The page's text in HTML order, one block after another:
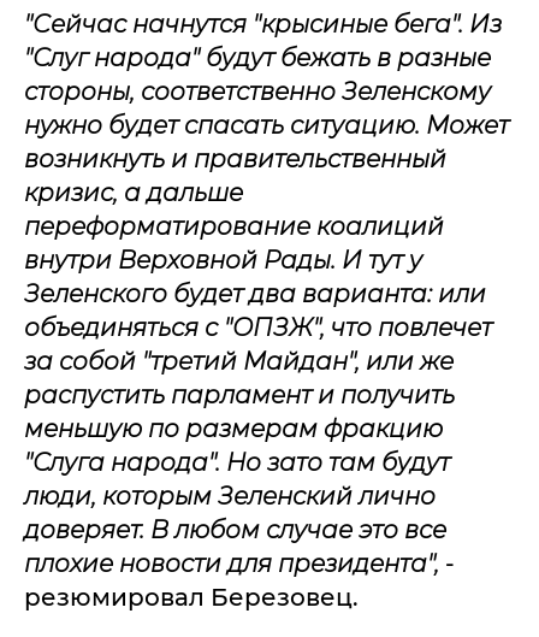
"Сейчас начнутся "крысиные бега". Из
"Слуг народа" будут бежать в разные
стороны, соответственно Зеленскому
нужно будет спасать ситуацию. Может
возникнуть и правительственный
кризис, а дальше
переформатирование коалиций
внутри Верховной Рады. И тут у
Зеленского будет два варианта: или
объединяться с "ОПЗЖ", что повлечет
за собой "третий Майдан", или же
распустить парламент и получить
меньшую по размерам фракцию
"Слуга народа". Но зато там будут
люди, которым Зеленский лично
доверяет. В любом случае это все
плохие новости для президента", -
резюмировал Березовец.